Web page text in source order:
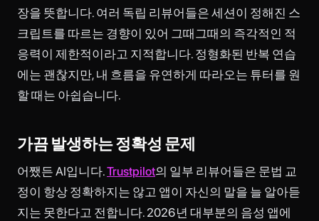
장을 뜻합니다. 여러 독립 리뷰어들은 세션이 정해진 스
크립트를 따르는 경향이 있어 그때그때의 즉각적인 적
응력이 제한적이라고 지적합니다. 정형화된 반복 연습
에는 괜찮지만, 내 흐름을 유연하게 따라오는 튜터를 원
할 때는 아쉽습니다.
가끔 발생하는 정확성 문제
어쨌든 AI입니다.Trustpilot의 일부 리뷰어들은 문법 교
정이 항상 정확하지는 않고 앱이 자신의 말을 늘 알아듣
지는 못한다고 전합니다. 2026년 대부분의 음성 앱에